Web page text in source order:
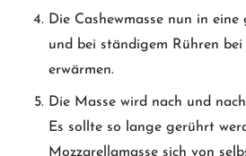
Die Cashewmasse nun in
und bei ständigem Rühren
erwärmen.
Die Masse wird nach und
Es sollte so lange gerührt
Mozzarellamasse sich von